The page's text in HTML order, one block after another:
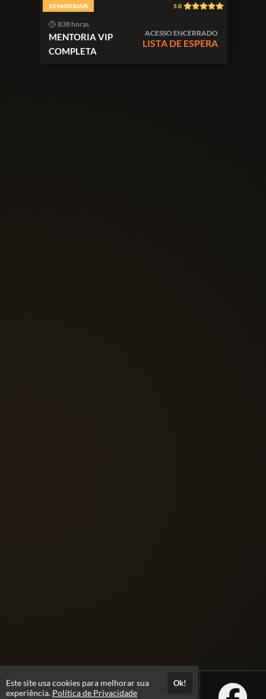
10 MATERIAIS 5.0
838 horas
MENTORIA VIP
COMPLETA
ACESSO ENCERRADO
LISTA DE ESPERA
Este site usa cookies para melhorar sua
experiência. Política de Privacidade
Ok!